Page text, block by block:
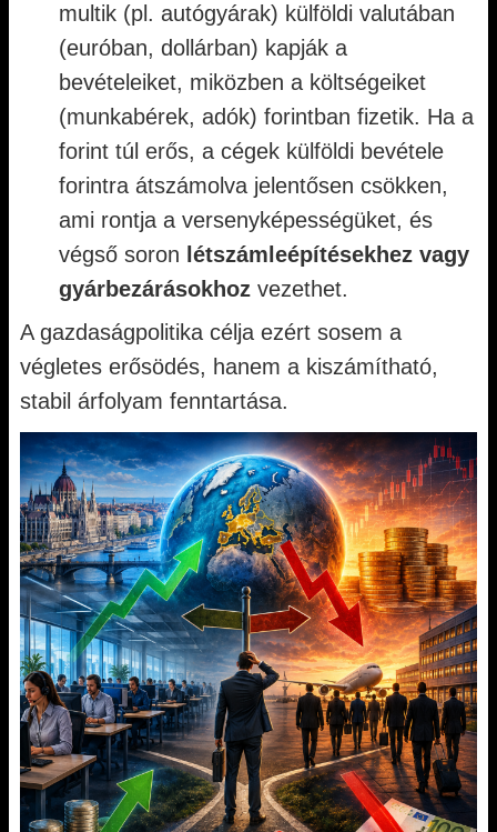
multik (pl. autógyárak) külföldi valutában
(euróban, dollárban) kapják a
bevételeiket, miközben a költségeiket
(munkabérek, adók) forintban fizetik. Ha a
forint túl erős, a cégek külföldi bevétele
forintra átszámolva jelentősen csökken,
ami rontja a versenyképességüket, és
végső soron létszámleépítésekhez vagy
gyárbezárásokhoz vezethet.
A gazdaságpolitika célja ezért sosem a
végletes erősödés, hanem a kiszámítható,
stabil árfolyam fenntartása.